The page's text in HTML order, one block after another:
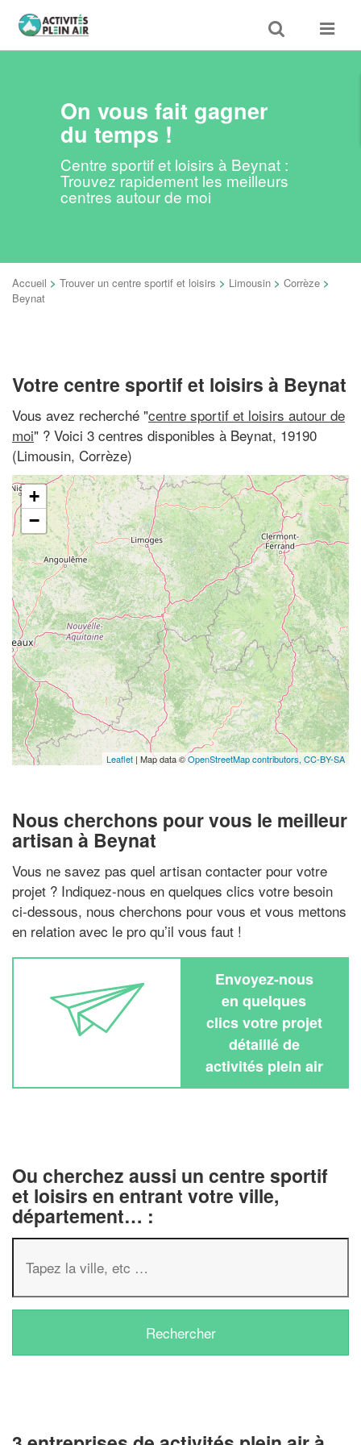
Toggle
search
Toggle
On vous fait gagner
du temps !
Centre sportif et loisirs à Beynat :
Trouvez rapidement les meilleurs
centres autour de moi
Accueil > Trouver un centre sportif et loisirs > Limousin > Corrèze >
Beynat
Votre centre sportif et loisirs à Beynat
Vous avez recherché "centre sportif et loisirs autour de
moi" ? Voici 3 centres disponibles à Beynat, 19190
(Limousin, Corrèze)
+
−
Leaflet | Map data ©OpenStreetMap contributors, CC-BY-SA
Nous cherchons pour vous le meilleur
artisan à Beynat
Vous ne savez pas quel artisan contacter pour votre
projet ? Indiquez-nous en quelques clics votre besoin
ci-dessous, nous cherchons pour vous et vous mettons
en relation avec le pro qu’il vous faut !
Envoyez-nous
en quelques
clics votre projet
détaillé de
activités plein air
Ou cherchez aussi un centre sportif
et loisirs en entrant votre ville,
département… :